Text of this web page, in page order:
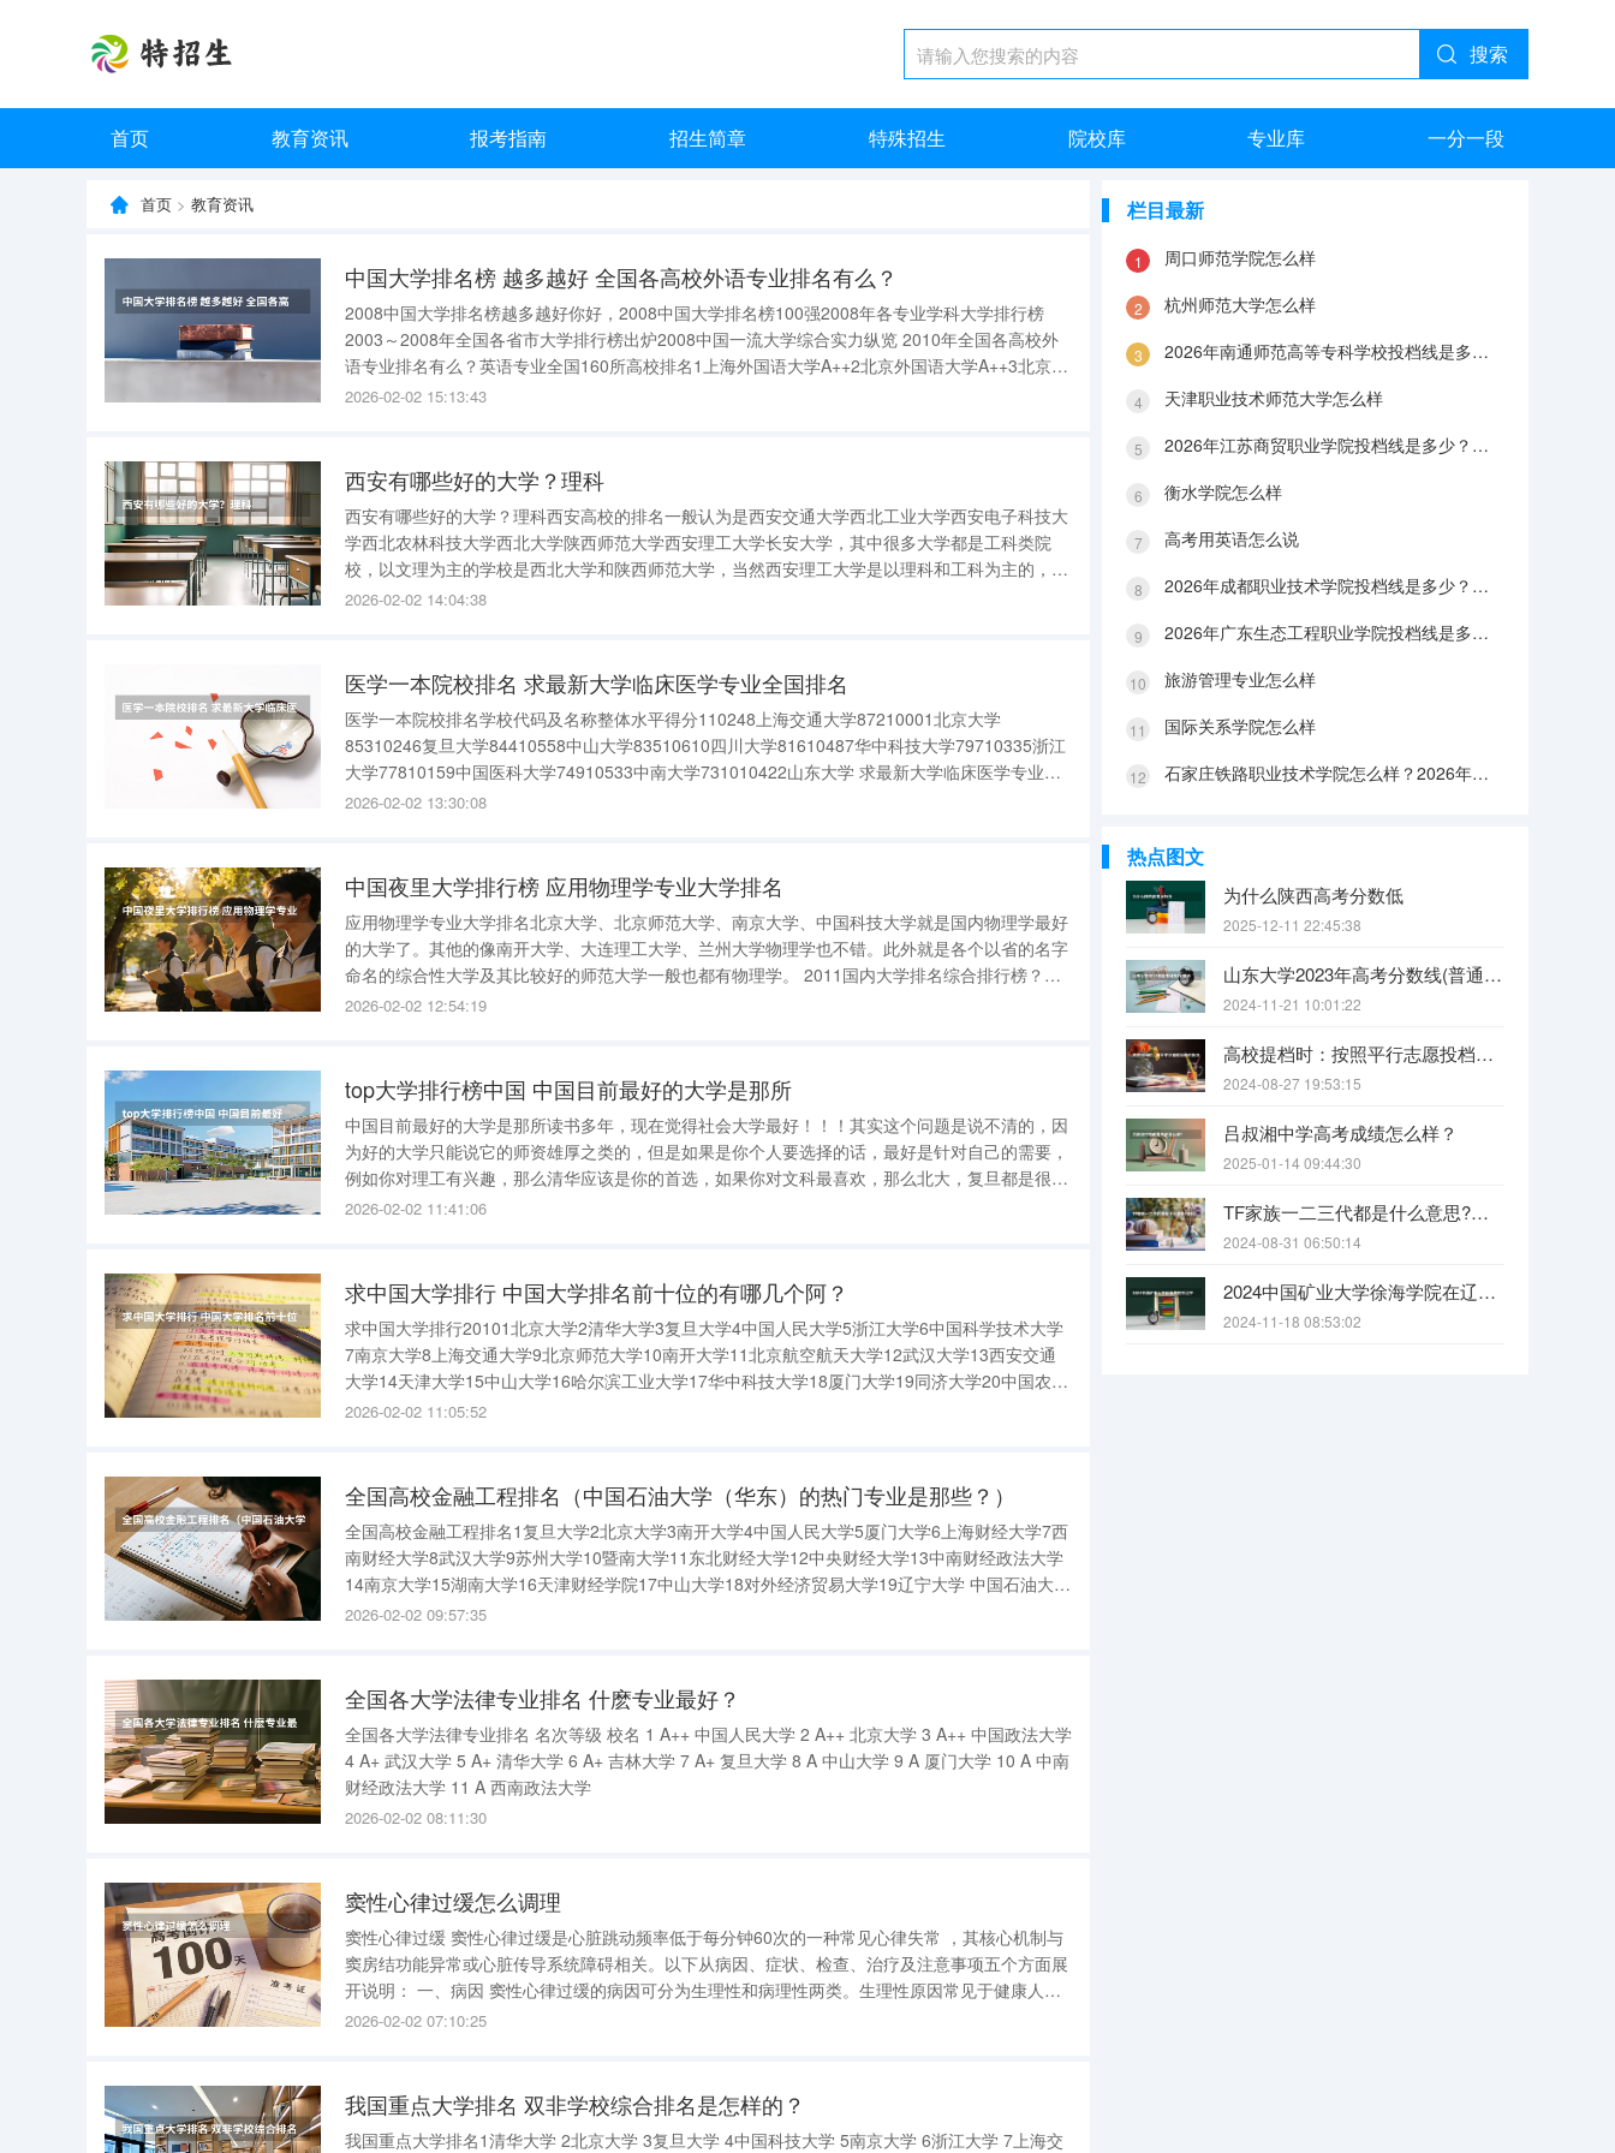
搜索
首页 教育资讯 报考指南 招生简章 特殊招生 院校库 专业库 一分一段
首页 > 教育资讯
中国大学排名榜 越多越好 全国各高校外语专业排名有么？
2008中国大学排名榜越多越好你好，2008中国大学排名榜100强2008年各专业学科大学排行榜
2003～2008年全国各省市大学排行榜出炉2008中国一流大学综合实力纵览 2010年全国各高校外
语专业排名有么？英语专业全国160所高校排名1上海外国语大学A++2北京外国语大学A++3北京大
学A+4南京大学A+5厦门大学A+6复旦大学A+7南京师范大学A+8山东大学A9大连外国语学院A10华
2026-02-02 15:13:43
西安有哪些好的大学？理科
西安有哪些好的大学？理科西安高校的排名一般认为是西安交通大学西北工业大学西安电子科技大
学西北农林科技大学西北大学陕西师范大学西安理工大学长安大学，其中很多大学都是工科类院
校，以文理为主的学校是西北大学和陕西师范大学，当然西安理工大学是以理科和工科为主的，其
余的西安交大西电农林和长安大学，多多少少都偏工一些，其实工科比理科的就业好一些，建议你
2026-02-02 14:04:38
医学一本院校排名 求最新大学临床医学专业全国排名
医学一本院校排名学校代码及名称整体水平得分110248上海交通大学87210001北京大学
85310246复旦大学84410558中山大学83510610四川大学81610487华中科技大学79710335浙江
大学77810159中国医科大学74910533中南大学731010422山东大学 求最新大学临床医学专业全
2026-02-02 13:30:08
中国夜里大学排行榜 应用物理学专业大学排名
应用物理学专业大学排名北京大学、北京师范大学、南京大学、中国科技大学就是国内物理学最好
的大学了。其他的像南开大学、大连理工大学、兰州大学物理学也不错。此外就是各个以省的名字
命名的综合性大学及其比较好的师范大学一般也都有物理学。 2011国内大学排名综合排行榜？
2011中国大学50强 1北京大学 2清华大学3复旦大学4中国科学技术大学5南京大学6 上海交通大学
2026-02-02 12:54:19
top大学排行榜中国 中国目前最好的大学是那所
中国目前最好的大学是那所读书多年，现在觉得社会大学最好！！！其实这个问题是说不清的，因
为好的大学只能说它的师资雄厚之类的，但是如果是你个人要选择的话，最好是针对自己的需要，
例如你对理工有兴趣，那么清华应该是你的首选，如果你对文科最喜欢，那么北大，复旦都是很好
的选择。所以说，我们不能随便跟风，人家说那好的，我们就去读，那只是瞎读书。应该选择一个
2026-02-02 11:41:06
求中国大学排行 中国大学排名前十位的有哪几个阿？
求中国大学排行20101北京大学2清华大学3复旦大学4中国人民大学5浙江大学6中国科学技术大学
7南京大学8上海交通大学9北京师范大学10南开大学11北京航空航天大学12武汉大学13西安交通
大学14天津大学15中山大学16哈尔滨工业大学17华中科技大学18厦门大学19同济大学20中国农业
大学21四川大学22东南大学23中南大学24大连理工大学25华东师范大学26北京理工大学27山东大
2026-02-02 11:05:52
全国高校金融工程排名（中国石油大学（华东）的热门专业是那些？）
全国高校金融工程排名1复旦大学2北京大学3南开大学4中国人民大学5厦门大学6上海财经大学7西
南财经大学8武汉大学9苏州大学10暨南大学11东北财经大学12中央财经大学13中南财经政法大学
14南京大学15湖南大学16天津财经学院17中山大学18对外经济贸易大学19辽宁大学 中国石油大学
（华东）的热门专业是那些？中国石油大学（华东）的热门专业 热门专业是按照山东省一些规定
2026-02-02 09:57:35
全国各大学法律专业排名 什麽专业最好？
全国各大学法律专业排名 名次等级 校名 1 A++ 中国人民大学 2 A++ 北京大学 3 A++ 中国政法大学
4 A+ 武汉大学 5 A+ 清华大学 6 A+ 吉林大学 7 A+ 复旦大学 8 A 中山大学 9 A 厦门大学 10 A 中南
财经政法大学 11 A 西南政法大学
2026-02-02 08:11:30
窦性心律过缓怎么调理
窦性心律过缓 窦性心律过缓是心脏跳动频率低于每分钟60次的一种常见心律失常 ，其核心机制与
窦房结功能异常或心脏传导系统障碍相关。以下从病因、症状、检查、治疗及注意事项五个方面展
开说明： 一、病因 窦性心律过缓的病因可分为生理性和病理性两类。生理性原因常见于健康人
群，如睡眠、休息状态或运动员、老年人因心脏储备功能较强导致心率偏慢。病理性原因则包括颅
2026-02-02 07:10:25
我国重点大学排名 双非学校综合排名是怎样的？
我国重点大学排名1清华大学 2北京大学 3复旦大学 4中国科技大学 5南京大学 6浙江大学 7上海交
栏目最新
周口师范学院怎么样
杭州师范大学怎么样
2026年南通师范高等专科学校投档线是多少？分数线、费用与入学攻略
天津职业技术师范大学怎么样
2026年江苏商贸职业学院投档线是多少？分数线、费用与入学攻略
衡水学院怎么样
高考用英语怎么说
2026年成都职业技术学院投档线是多少？分数线、费用与入学攻略
2026年广东生态工程职业学院投档线是多少？分数线、费用与入学攻略
旅游管理专业怎么样
国际关系学院怎么样
石家庄铁路职业技术学院怎么样？2026年投档线、宿舍条件与就业前景分析
热点图文
为什么陕西高考分数低
2025-12-11 22:45:38
山东大学2023年高考分数线(普通文理)（免费二本和三本的区别）
2024-11-21 10:01:22
高校提档时：按照平行志愿投档的批次，调档比例原则上控制在105%以内。请问这句话是什么意思呢？
2024-08-27 19:53:15
吕叔湘中学高考成绩怎么样？
2025-01-14 09:44:30
TF家族一二三代都是什么意思?各代都有什么人?
2024-08-31 06:50:14
2024中国矿业大学徐海学院在辽宁招生招生情况怎么样
2024-11-18 08:53:02